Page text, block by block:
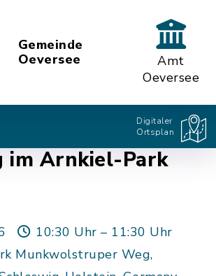
Gemeinde
Oeversee
Amt
Oeversee
Digitaler
Ortsplan
im Arnkiel-Park
10:30 Uhr – 11:30 Uhr
Munkwolstruper Weg,